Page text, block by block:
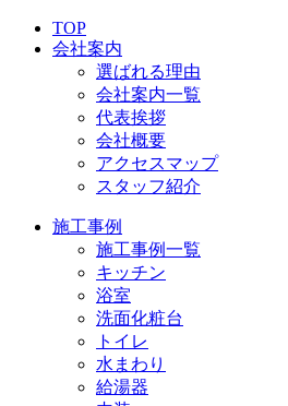
TOP
会社案内
選ばれる理由
会社案内一覧
代表挨拶
会社概要
アクセスマップ
スタッフ紹介
施工事例
施工事例一覧
キッチン
浴室
洗面化粧台
トイレ
水まわり
給湯器